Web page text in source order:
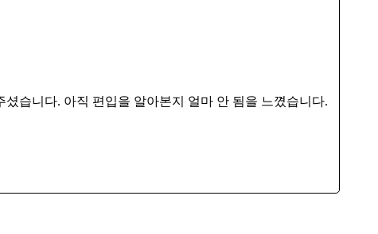
습니다. 아직 편입을 알아본지 얼마 안 됨을 느꼈습니다.